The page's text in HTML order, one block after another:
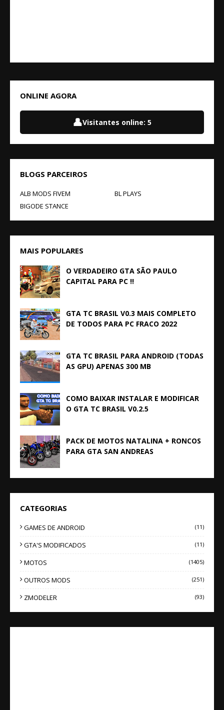
ONLINE AGORA
👤Visitantes online: 5
BLOGS PARCEIROS
ALB MODS FIVEM
BL PLAYS
BIGODE STANCE
MAIS POPULARES
O VERDADEIRO GTA SÃO PAULO
CAPITAL PARA PC !!
GTA TC BRASIL V0.3 MAIS COMPLETO
DE TODOS PARA PC FRACO 2022
GTA TC BRASIL PARA ANDROID (TODAS
AS GPU) APENAS 300 MB
COMO BAIXAR INSTALAR E MODIFICAR
O GTA TC BRASIL V0.2.5
PACK DE MOTOS NATALINA + RONCOS
PARA GTA SAN ANDREAS
CATEGORIAS
GAMES DE ANDROID (11)
GTA'S MODIFICADOS (11)
MOTOS (1405)
OUTROS MODS (251)
ZMODELER (93)